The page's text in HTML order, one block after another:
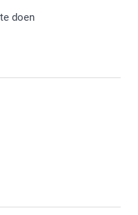
doen
te horen dat je
wijnkistje. Veel
volgende keer!